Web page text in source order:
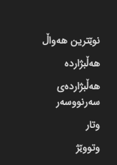
نوێترین هەواڵ
هەڵبژاردە
هەڵبژاردەی
سەرنووسەر
وتار
وتووێژ